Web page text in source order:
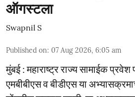
ऑगस्टला
Swapnil S
Published on: 07 Aug 2026, 6:05 am
मुंबई : महाराष्ट्र राज्य सामाईक प्रवेश
एमबीबीएस व बीडीएस या